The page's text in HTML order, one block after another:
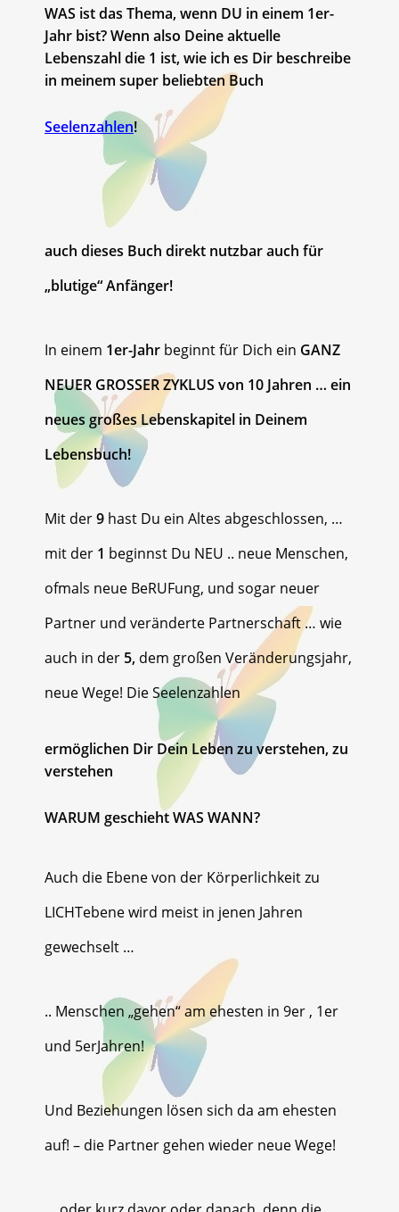
WAS ist das Thema, wenn DU in einem 1er-
Jahr bist? Wenn also Deine aktuelle
Lebenszahl die 1 ist, wie ich es Dir beschreibe
in meinem super beliebten Buch
Seelenzahlen!
auch dieses Buch direkt nutzbar auch für
„blutige“ Anfänger!
In einem 1er-Jahr beginnt für Dich ein GANZ
NEUER GROSSER ZYKLUS von 10 Jahren … ein
neues großes Lebenskapitel in Deinem
Lebensbuch!
Mit der9 hast Du ein Altes abgeschlossen, …
mit der 1 beginnst Du NEU .. neue Menschen,
ofmals neue BeRUFung, und sogar neuer
Partner und veränderte Partnerschaft … wie
auch in der 5, dem großen Veränderungsjahr,
neue Wege! Die Seelenzahlen
ermöglichen Dir Dein Leben zu verstehen, zu
verstehen
WARUM geschieht WAS WANN?
Auch die Ebene von der Körperlichkeit zu
LICHTebene wird meist in jenen Jahren
gewechselt …
.. Menschen „gehen“ am ehesten in 9er , 1er
und 5erJahren!
Und Beziehungen lösen sich da am ehesten
auf! – die Partner gehen wieder neue Wege!